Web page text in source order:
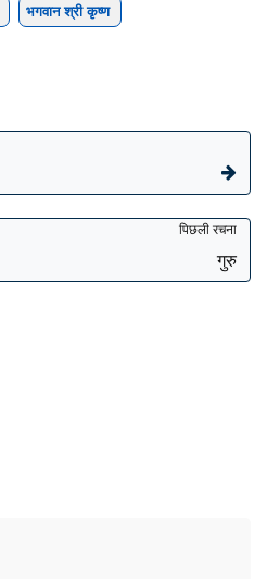
भगवान श्री कृष्ण
पिछली रचना
गुरु